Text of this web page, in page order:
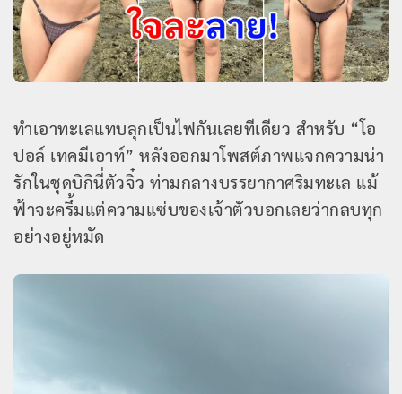
ทำเอาทะเลแทบลุกเป็นไฟกันเลยทีเดียว สำหรับ “โอ
ปอล์ เทคมีเอาท์” หลังออกมาโพสต์ภาพแจกความน่า
รักในชุดบิกินี่ตัวจิ๋ว ท่ามกลางบรรยากาศริมทะเล แม้
ฟ้าจะครึ้มแต่ความแซ่บของเจ้าตัวบอกเลยว่ากลบทุก
อย่างอยู่หมัด